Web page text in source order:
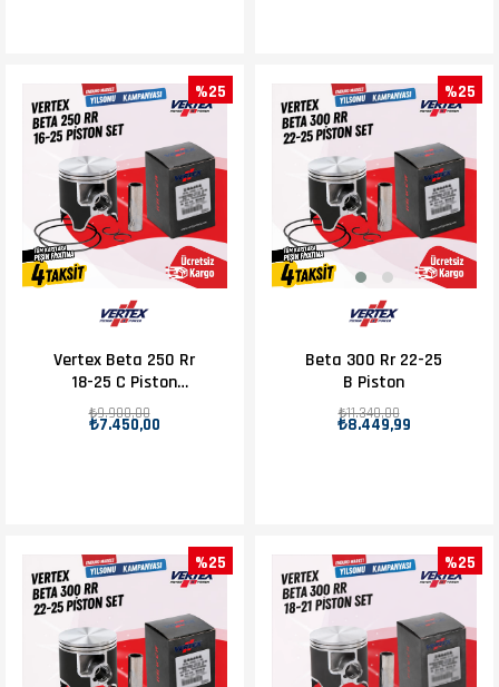
Vertex Beta 250 Rr
18-25 C Piston
D.66.37
₺7.450,00
₺9.900,00
%25
Beta 300 Rr 22-25
B Piston
₺8.449,99
₺11.340,00
%25
%25 %25